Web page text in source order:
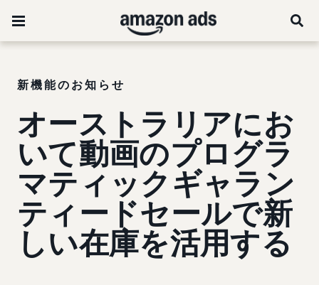
新機能のお知らせ
オーストラリアにお
いて動画のプログラ
マティックギャラン
ティードセールで新
しい在庫を活用する